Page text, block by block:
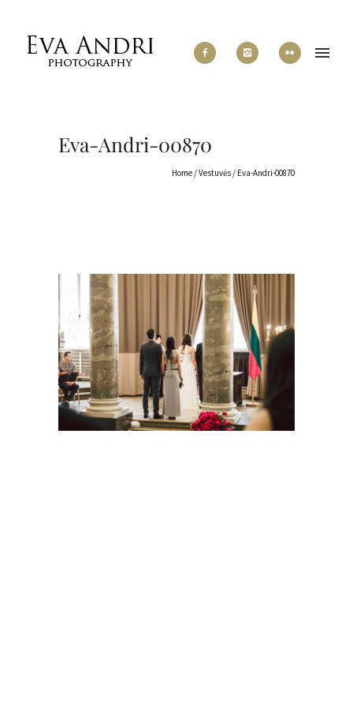
Eva-Andri-00870
Home /Vestuvės / Eva-Andri-00870